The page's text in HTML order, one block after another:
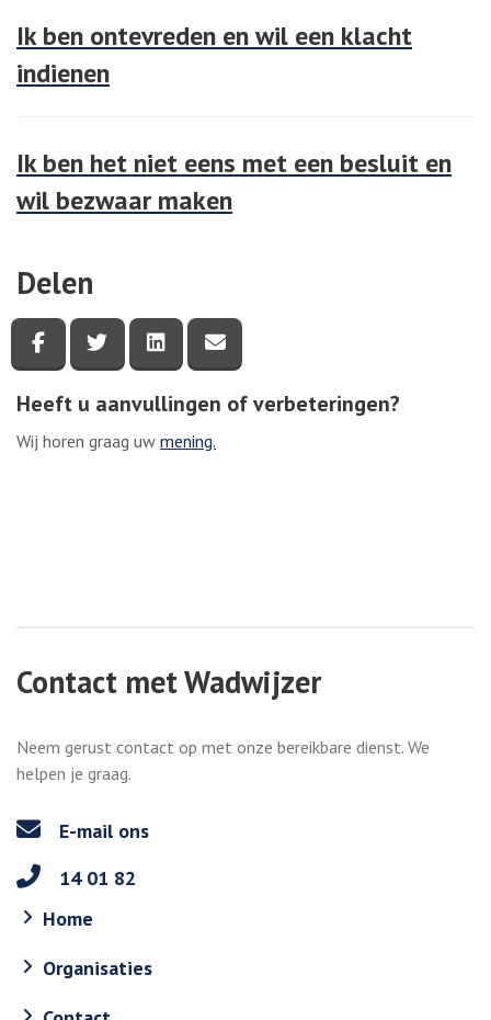
Ik ben ontevreden en wil een klacht
indienen
Ik ben het niet eens met een besluit en
wil bezwaar maken
Delen
Deel deze pagina via Facebook
Deel deze pagina via Twitter
Deel deze pagina via LinkedIn
Heeft u aanvullingen of verbeteringen?
Wij horen graag uw mening.
Contact met Wadwijzer
Neem gerust contact op met onze bereikbare dienst. We
helpen je graag.
E-mail ons
14 01 82
Home
Organisaties